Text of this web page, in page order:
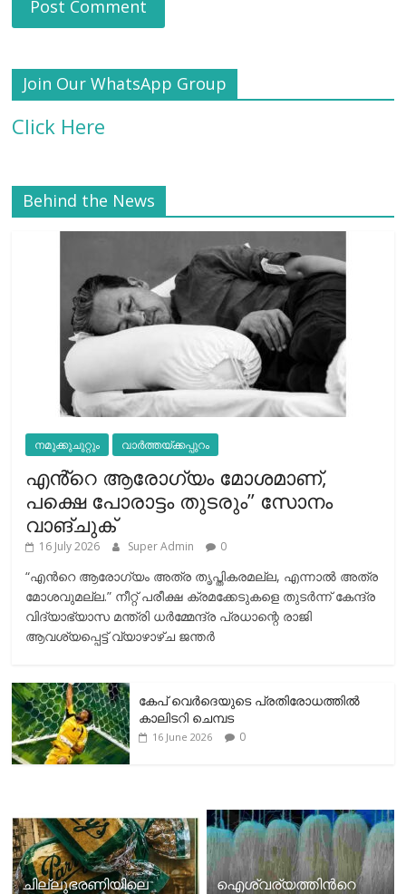
Join Our WhatsApp Group
Click Here
Behind the News
നമുക്കുചുറ്റും വാർത്തയ്ക്കപ്പുറം
എൻ്റെ ആരോഗ്യം മോശമാണ്,
പക്ഷെ പോരാട്ടം തുടരും” സോനം
വാങ്ചുക്
16 July 2026 Super Admin 0
“എന്‍റെ ആരോഗ്യം അത്ര തൃപ്തികരമല്ല, എന്നാൽ അത്ര
മോശവുമല്ല.” നീറ്റ് പരീക്ഷ ക്രമക്കേടുകളെ തുടർന്ന് കേന്ദ്ര
വിദ്യാഭ്യാസ മന്ത്രി ധർമ്മേന്ദ്ര പ്രധാന്റെ രാജി
ആവശ്യപ്പെട്ട് വ്യാഴാഴ്ച ജന്തർ
കേപ് വെര്‍ദെയുടെ പ്രതിരോധത്തില്‍
കാലിടറി ചെമ്പട
16 June 2026 0
ചില്ലുഭരണിയിലെ
ഐശ്വര്യത്തിന്‍റെ